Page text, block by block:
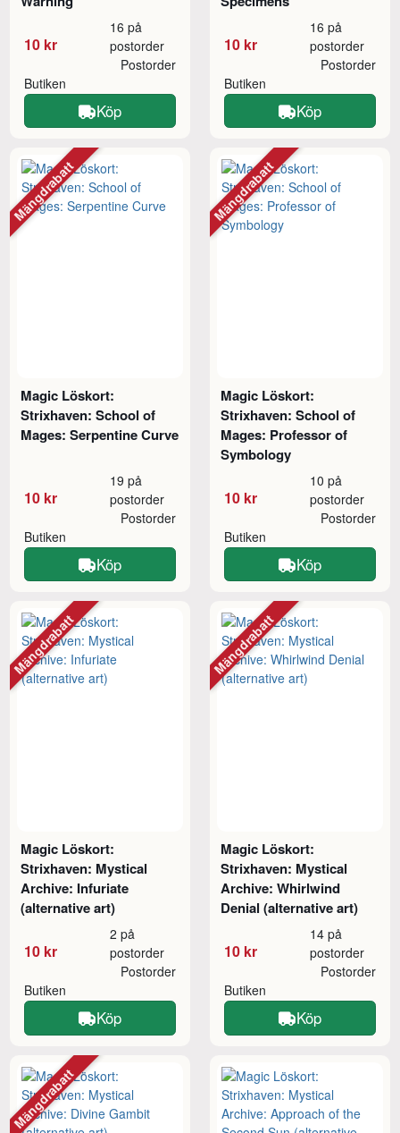
10 kr
16 på
postorder
Butiken
Postorder
Köp
10 kr
16 på
postorder
Butiken
Postorder
Köp
Magic Löskort:
Strixhaven: School of
Mages: Serpentine Curve
10 kr
19 på
postorder
Butiken
Postorder
Köp
Mängdrabatt
Magic Löskort:
Strixhaven: School of
Mages: Professor of
Symbology
10 kr
10 på
postorder
Butiken
Postorder
Köp
Mängdrabatt
Magic Löskort:
Strixhaven: Mystical
Archive: Infuriate
(alternative art)
10 kr
2 på
postorder
Butiken
Postorder
Köp
Mängdrabatt
Magic Löskort:
Strixhaven: Mystical
Archive: Whirlwind
Denial (alternative art)
10 kr
14 på
postorder
Butiken
Postorder
Köp
Mängdrabatt
Mängdrabatt